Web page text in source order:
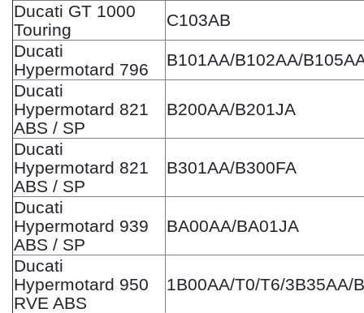
Ducati GT 1000
Touring
C103AB
Ducati
Hypermotard 796
B101AA/B102AA/
Ducati
Hypermotard 821
ABS / SP
B200AA/B201JA
Ducati
Hypermotard 821
ABS / SP
B301AA/B300FA
Ducati
Hypermotard 939
ABS / SP
BA00AA/BA01JA
Ducati
Hypermotard 950
RVE ABS
1B00AA/T0/T6/3B35AA/